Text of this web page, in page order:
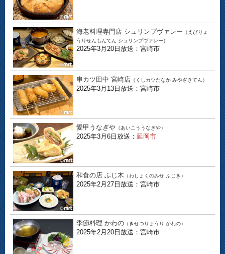
海老料理専門店 シュリンプヴァレー （えびりょ
うりせんもんてん シュリンプヴァレー）
2025年3月20日放送：宮崎市
串カツ田中 宮崎店 （くしカツたなか みやざきてん）
2025年3月13日放送：宮崎市
愛甲うなぎや （あいこううなぎや）
2025年3月6日放送： 延岡市
和食の店 ふじ木 （わしょくのみせ ふじき）
2025年2月27日放送：宮崎市
季節料理 かわの （きせつりょうり かわの）
2025年2月20日放送：宮崎市